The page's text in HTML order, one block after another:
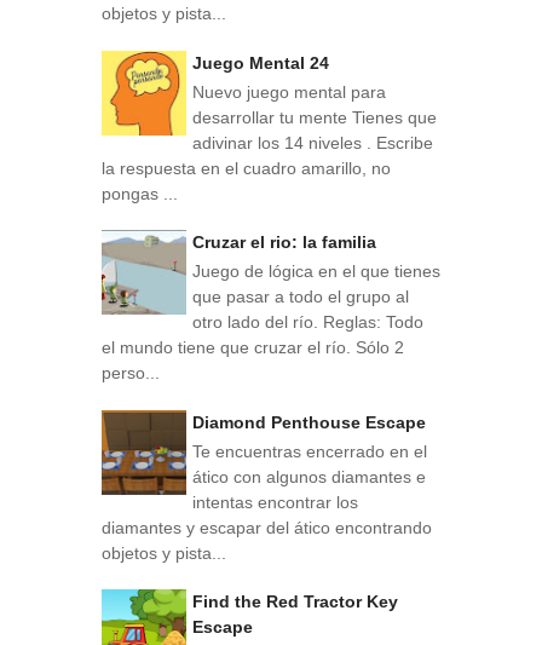
objetos y pista...
Juego Mental 24
Nuevo juego mental para
desarrollar tu mente Tienes que
adivinar los 14 niveles . Escribe
la respuesta en el cuadro amarillo, no
pongas ...
Cruzar el rio: la familia
Juego de lógica en el que tienes
que pasar a todo el grupo al
otro lado del río. Reglas: Todo
el mundo tiene que cruzar el río. Sólo 2
perso...
Diamond Penthouse Escape
Te encuentras encerrado en el
ático con algunos diamantes e
intentas encontrar los
diamantes y escapar del ático encontrando
objetos y pista...
Find the Red Tractor Key
Escape